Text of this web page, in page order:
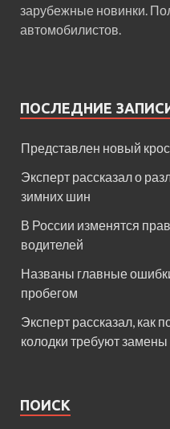
зарубежные новинки.
автомобилистов.
ПОСЛЕДНИЕ
Представлен новый
Эксперт рассказал о
зимних шин
В России изменятся
водителей
Названы главные
пробегом
Эксперт рассказал, как
колодки требуют замены
ПОИСК